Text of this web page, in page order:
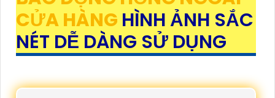
CỬA HÀNG HÌNH ẢNH SẮC
NÉT DỄ DÀNG SỬ DỤNG